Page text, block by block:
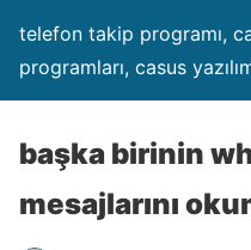
telefon takip programı,
programları, casus
başka birinin
mesajlarını